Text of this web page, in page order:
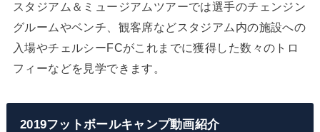
スタジアム＆ミュージアムツアーでは選手のチェンジン
グルームやベンチ、観客席などスタジアム内の施設への
入場やチェルシーFCがこれまでに獲得した数々のトロ
フィーなどを見学できます。
2019フットボールキャンプ動画紹介